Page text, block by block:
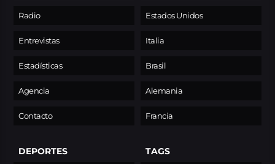
Radio
Entrevistas
Estadísticas
Agencia
Contacto
Estados Unidos
Italia
Brasil
Alemania
Francia
DEPORTES TAGS